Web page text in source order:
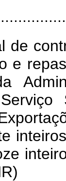
de
e